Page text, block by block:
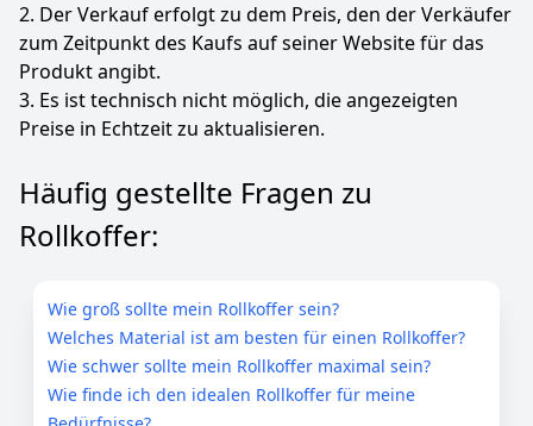
2. Der Verkauf erfolgt zu dem Preis, den der Verkäufer
zum Zeitpunkt des Kaufs auf seiner Website für das
Produkt angibt.
3. Es ist technisch nicht möglich, die angezeigten
Preise in Echtzeit zu aktualisieren.
Häufig gestellte Fragen zu
Rollkoffer:
Wie groß sollte mein Rollkoffer sein?
Welches Material ist am besten für einen Rollkoffer?
Wie schwer sollte mein Rollkoffer maximal sein?
Wie finde ich den idealen Rollkoffer für meine